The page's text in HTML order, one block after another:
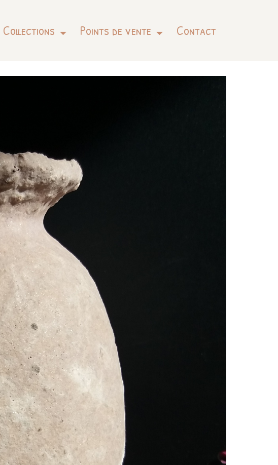
Collections Points de vente Contact